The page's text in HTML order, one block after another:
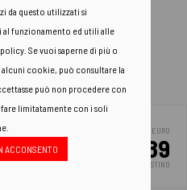
ACCENSIONE
EURO
155.89
PREZZO DI LISTINO
da questo utilizzati si
al funzionamento ed utili alle
Se vuoi saperne di più o
cookie, può consultare la
può non procedere con
limitatamente con i soli
ACCONSENTO